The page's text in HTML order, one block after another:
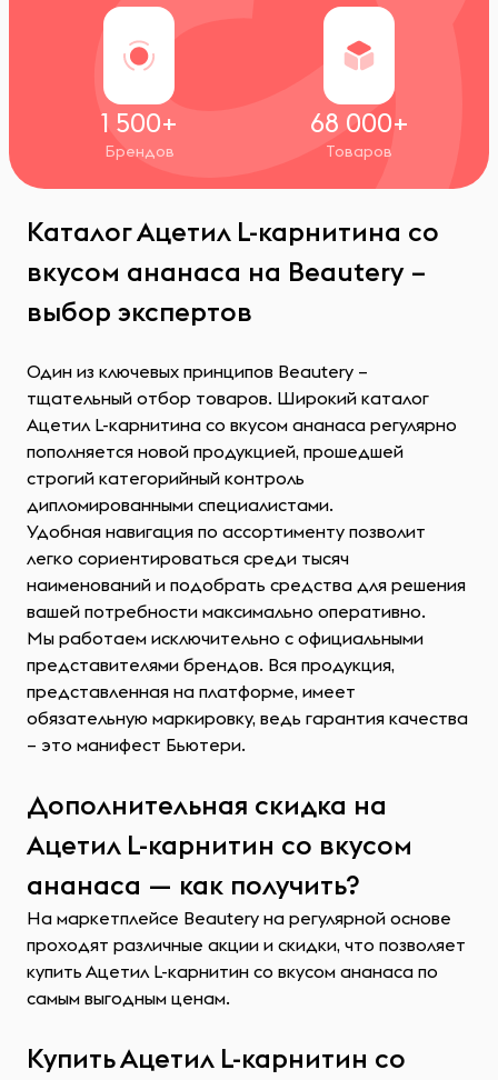
1 500+
Брендов
68 000+
Товаров
Каталог Ацетил L-карнитина со
вкусом ананаса на Beautery –
выбор экспертов
Один из ключевых принципов Beautery –
тщательный отбор товаров. Широкий каталог
Ацетил L-карнитина со вкусом ананаса регулярно
пополняется новой продукцией, прошедшей
строгий категорийный контроль
дипломированными специалистами.
Удобная навигация по ассортименту позволит
легко сориентироваться среди тысяч
наименований и подобрать средства для решения
вашей потребности максимально оперативно.
Мы работаем исключительно с официальными
представителями брендов. Вся продукция,
представленная на платформе, имеет
обязательную маркировку, ведь гарантия качества
– это манифест Бьютери.
Дополнительная скидка на
Ацетил L-карнитин со вкусом
ананаса — как получить?
На маркетплейсе Beautery на регулярной основе
проходят различные акции и скидки, что позволяет
купить Ацетил L-карнитин со вкусом ананаса по
самым выгодным ценам.
Купить Ацетил L-карнитин со